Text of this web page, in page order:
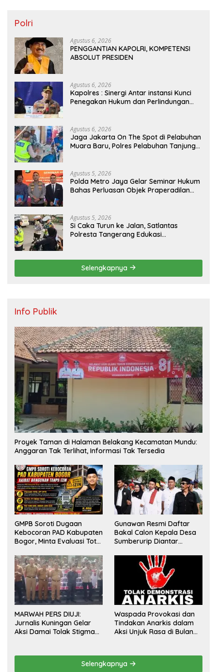
Polri
Agustus 6, 2026
PENGGANTIAN KAPOLRI, KOMPETENSI
ABSOLUT PRESIDEN
Agustus 6, 2026
Kapolres : Sinergi Antar instansi Kunci
Penegakan Hukum dan Perlindungan
Davidson Bekas.
Agustus 6, 2026
Jaga Jakarta On The Spot di Pelabuhan
Muara Baru, Polres Pelabuhan Tanjung
Agustus 5, 2026
Polda Metro Jaya Gelar Seminar Hukum
Bahas Perluasan Objek Praperadilan
Agustus 5, 2026
Si Caka Turun ke Jalan, Satlantas
Polresta Tangerang Edukasi
Selengkapnya
Info Publik
Proyek Taman di Halaman Belakang Kecamatan Mundu:
Anggaran Tak Terlihat, Informasi Tak Tersedia
GMPB Soroti Dugaan
Kebocoran PAD Kabupaten
Bogor, Minta Evaluasi Total
Tak Berizin
Gunawan Resmi Daftar
Bakal Calon Kepala Desa
Sumberurip Diantar
Pendukung ke Meja Panitia
MARWAH PERS DIUJI:
Jurnalis Kuningan Gelar
Aksi Damai Tolak Stigma
Wartawan
Waspada Provokasi dan
Tindakan Anarkis dalam
Aksi Unjuk Rasa di Bulan
Selengkapnya